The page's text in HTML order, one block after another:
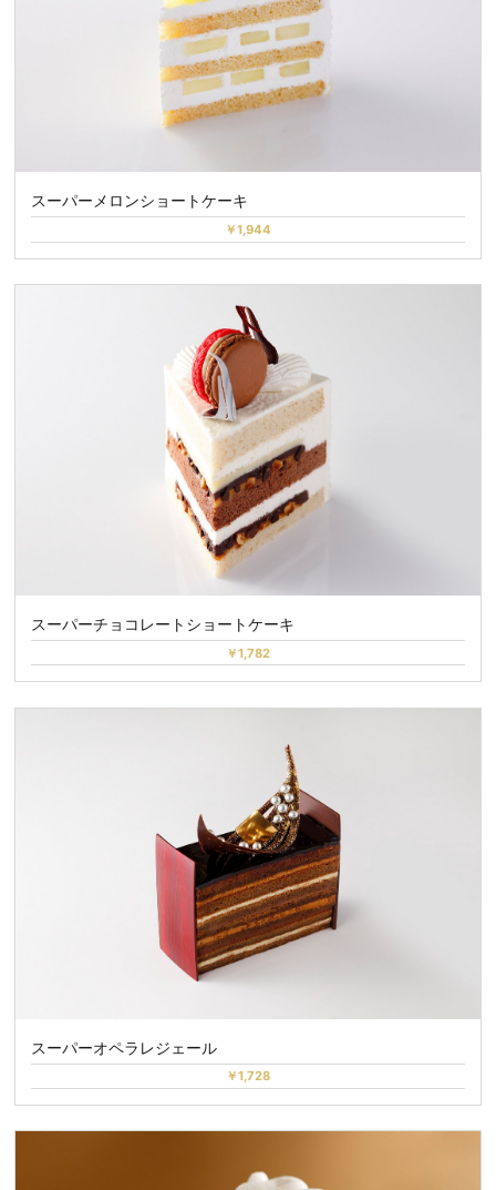
スーパーメロンショートケーキ
￥1,944
スーパーチョコレートショートケーキ
￥1,782
スーパーオペラレジェール
￥1,728